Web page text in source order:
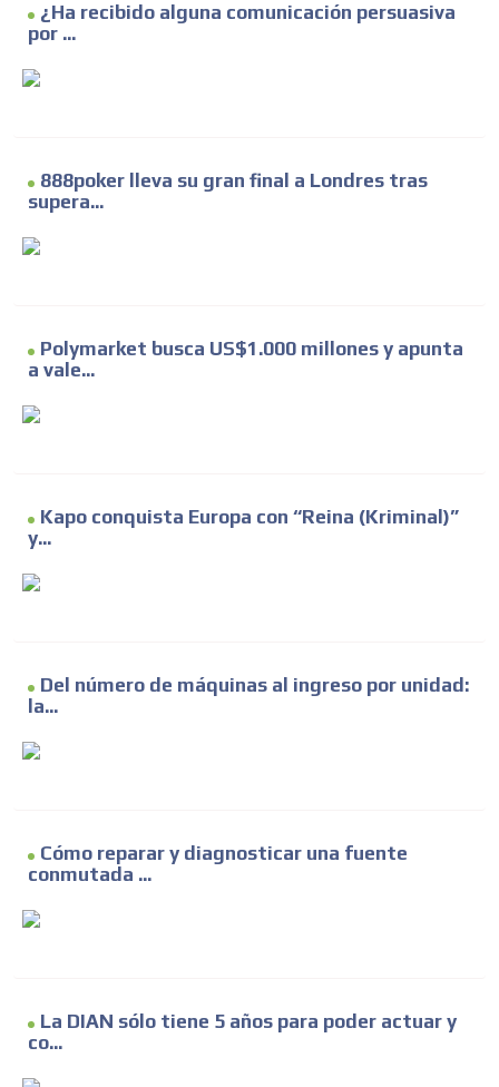
¿Ha recibido alguna comunicación persuasiva
por ...
888poker lleva su gran final a Londres tras
supera...
Polymarket busca US$1.000 millones y apunta
a vale...
Kapo conquista Europa con “Reina (Kriminal)”
y...
Del número de máquinas al ingreso por unidad:
la...
Cómo reparar y diagnosticar una fuente
conmutada ...
La DIAN sólo tiene 5 años para poder actuar y
co...